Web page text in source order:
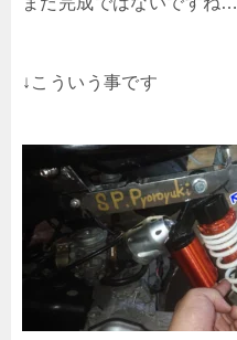
↓こういう事です